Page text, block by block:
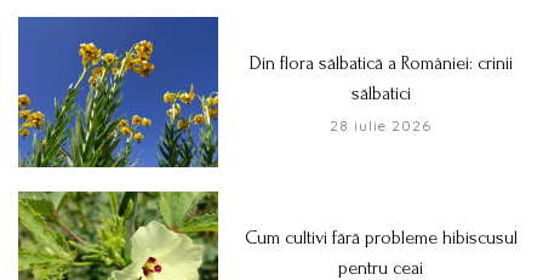
Din flora sălbatică a României: crinii
sălbatici
28 iulie 2026
Cum cultivi fără probleme hibiscusul
pentru ceai